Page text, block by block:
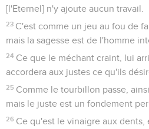
[l'Eternel] n'y ajoute aucun travail.
23 C'est comme un jeu au fou de
mais la sagesse est de l'homme
24 Ce que le méchant craint, lui
accordera aux justes ce qu'ils
25 Comme le tourbillon passe,
mais le juste est un fondement
26 Ce qu'est le vinaigre aux dents,